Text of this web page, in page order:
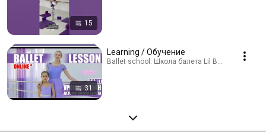
15
31
Learning / Обучение
Ballet school. Школа балета Lil Ballerine. ·